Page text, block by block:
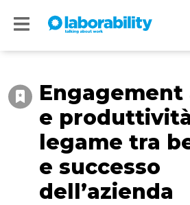
I nostri social
Accedi
People
Company
Engagement
e
legame tra
e successo
dell’azienda